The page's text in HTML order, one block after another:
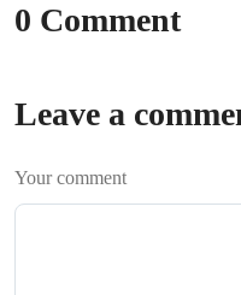
0 Comment
Leave a
Your comment